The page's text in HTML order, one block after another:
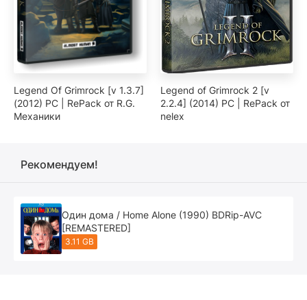
Legend Of Grimrock [v 1.3.7]
(2012) PC | RePack от R.G.
Механики
Legend of Grimrock 2 [v
2.2.4] (2014) PC | RePack от
nelex
Рекомендуем!
Один дома / Home Alone (1990) BDRip-AVC
[REMASTERED]
3.11 GB